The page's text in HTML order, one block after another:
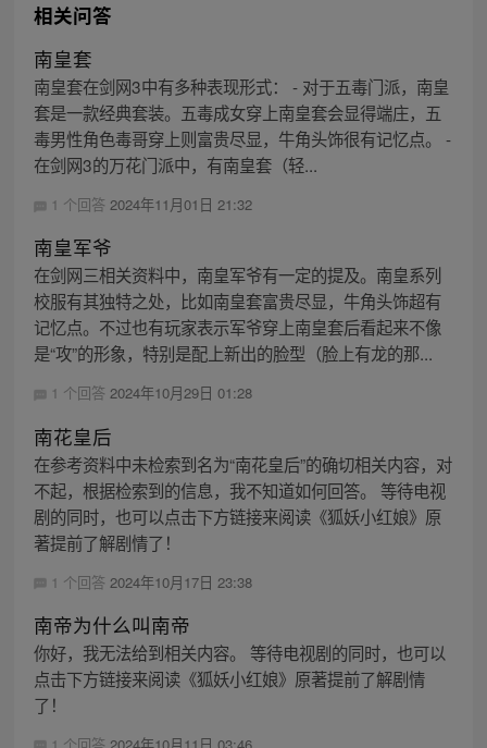
相关问答
南皇套
南皇套在剑网3中有多种表现形式： - 对于五毒门派，南皇
套是一款经典套装。五毒成女穿上南皇套会显得端庄，五
毒男性角色毒哥穿上则富贵尽显，牛角头饰很有记忆点。 -
在剑网3的万花门派中，有南皇套（轻...
1 个回答 2024年11月01日 21:32
南皇军爷
在剑网三相关资料中，南皇军爷有一定的提及。南皇系列
校服有其独特之处，比如南皇套富贵尽显，牛角头饰超有
记忆点。不过也有玩家表示军爷穿上南皇套后看起来不像
是“攻”的形象，特别是配上新出的脸型（脸上有龙的那...
1 个回答 2024年10月29日 01:28
南花皇后
在参考资料中未检索到名为“南花皇后”的确切相关内容，对
不起，根据检索到的信息，我不知道如何回答。 等待电视
剧的同时，也可以点击下方链接来阅读《狐妖小红娘》原
著提前了解剧情了！
1 个回答 2024年10月17日 23:38
南帝为什么叫南帝
你好，我无法给到相关内容。 等待电视剧的同时，也可以
点击下方链接来阅读《狐妖小红娘》原著提前了解剧情
了！